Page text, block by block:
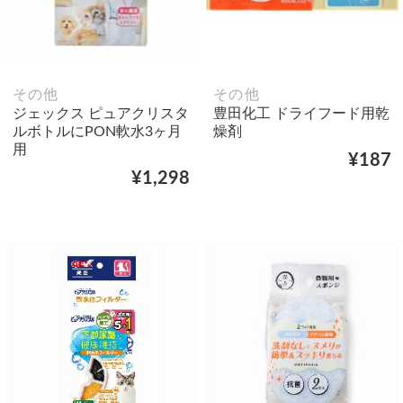
その他
ジェックス ピュアクリスタ
ルボトルにPON軟水3ヶ月
用
¥1,298
その他
豊田化工 ドライフード用乾
燥剤
¥187